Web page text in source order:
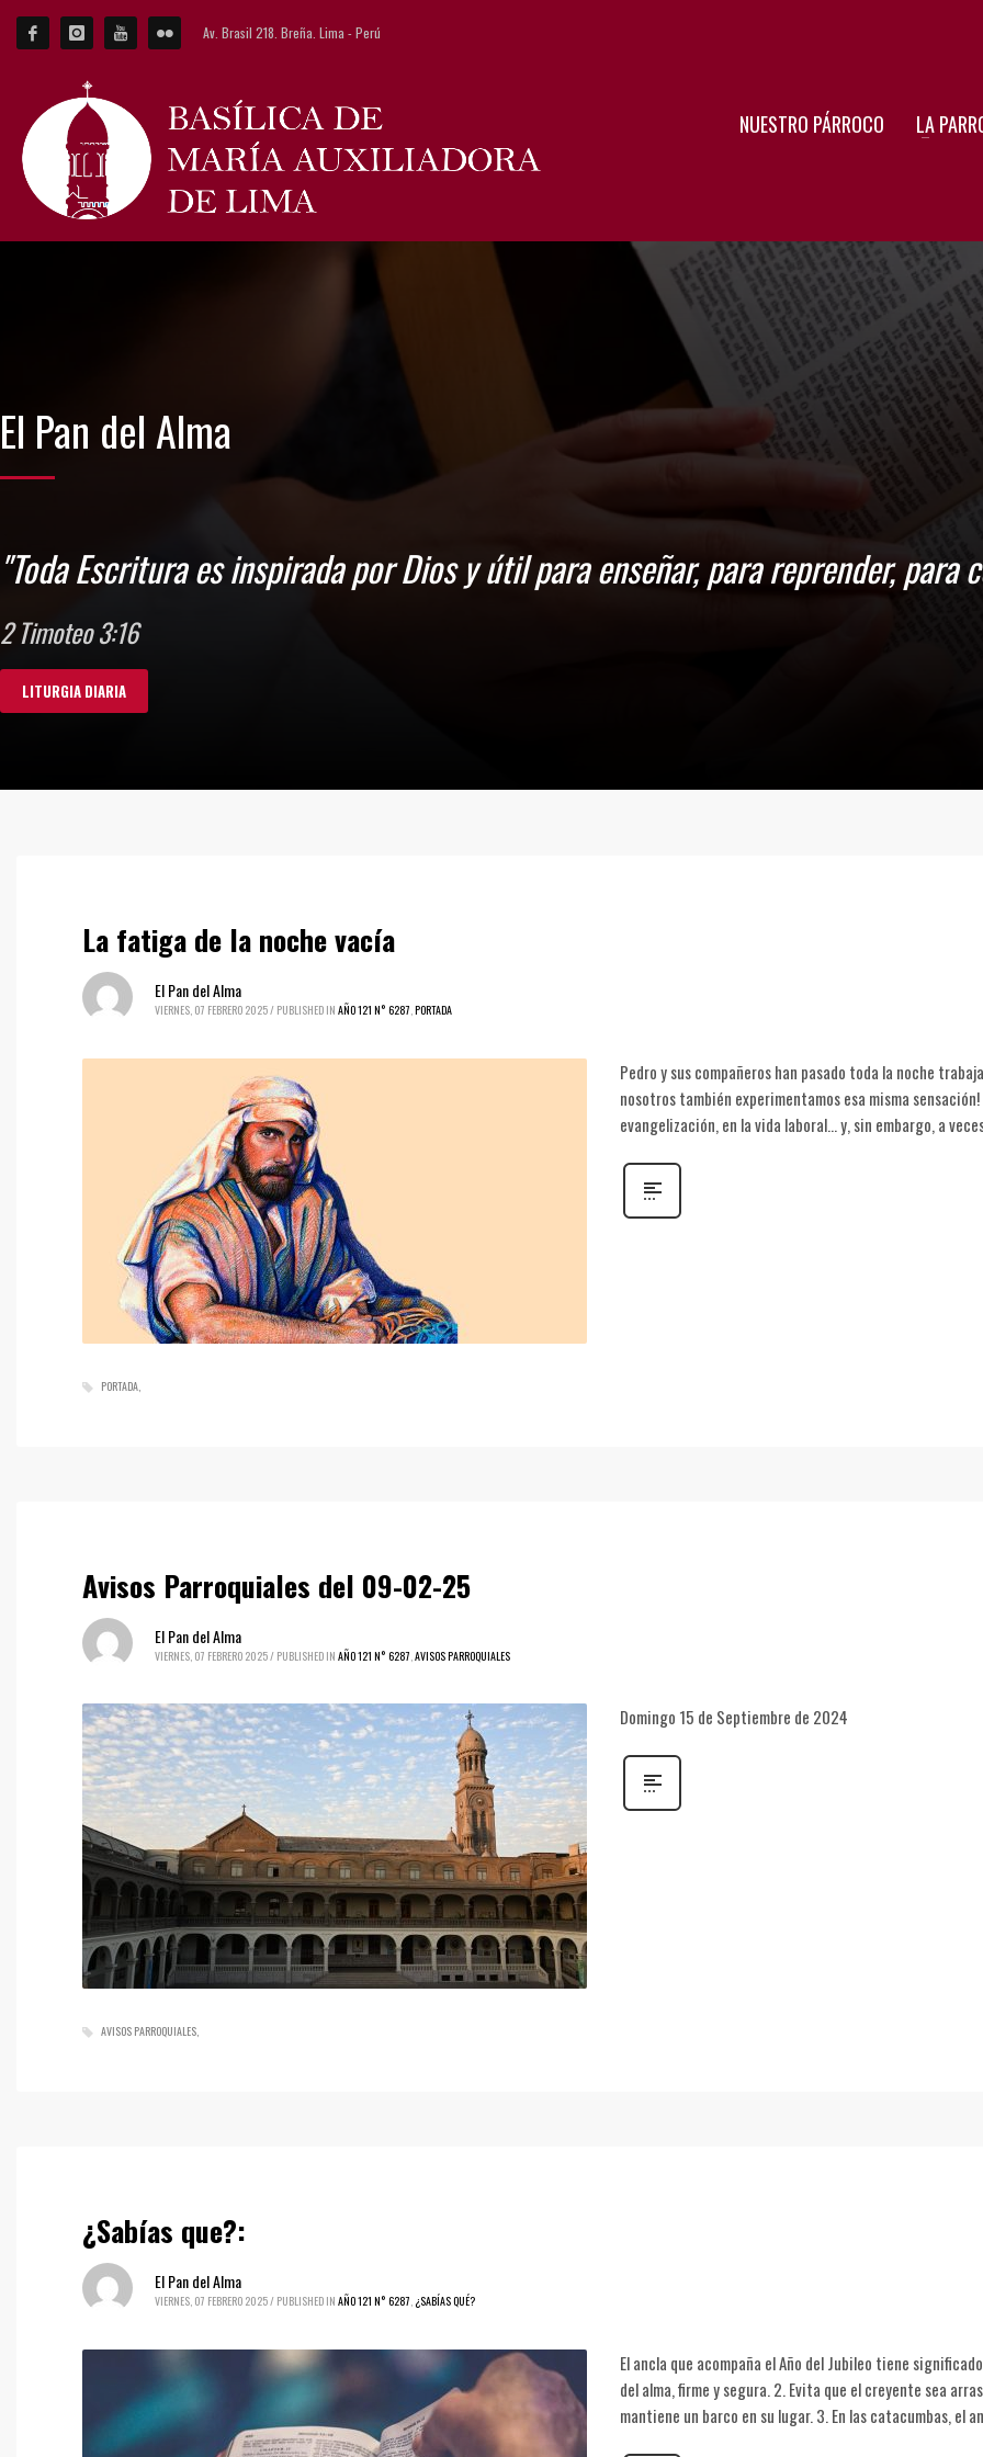
Av. Brasil 218. Breña. Lima - Perú
NUESTRO PÁRROCO LA
La fatiga de la noche vacía
El Pan del Alma
VIERNES, 07 FEBRERO 2025/ PUBLISHED IN AÑO 121 N° 6287,PORTADA
Pedro y sus compañeros han pasado toda la noche
nosotros también experimentamos esa misma
evangelización, en la vida laboral… y, sin embargo, a
PORTADA
Avisos Parroquiales del 09-02-25
El Pan del Alma
VIERNES, 07 FEBRERO 2025/ PUBLISHED IN AÑO 121 N° 6287 AVISOS PARROQUIALES
Domingo 15 de Septiembre de 2024
AVISOS PARROQUIALES
¿Sabías que?:
El Pan del Alma
VIERNES, 07 FEBRERO 2025/ PUBLISHED IN AÑO 121 N° 6287, ¿SABÍAS QUÉ?
El ancla que acompaña el Año del Jubileo tiene
del alma, firme y segura. 2. Evita que el creyente sea
mantiene un barco en su lugar. 3. En las catacumbas, el